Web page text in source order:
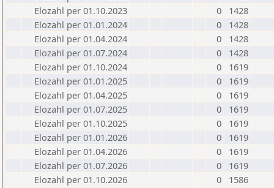
Elozahl per 01.10.2023
0
1428
Elozahl per 01.01.2024
0
1428
Elozahl per 01.04.2024
0
1428
Elozahl per 01.07.2024
0
1428
Elozahl per 01.10.2024
0
1619
Elozahl per 01.01.2025
0
1619
Elozahl per 01.04.2025
0
1619
Elozahl per 01.07.2025
0
1619
Elozahl per 01.10.2025
0
1619
Elozahl per 01.01.2026
0
1619
Elozahl per 01.04.2026
0
1619
Elozahl per 01.07.2026
0
1619
Elozahl per 01.10.2026
0 1586